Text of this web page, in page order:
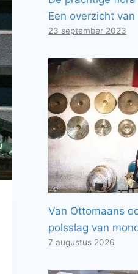
Een overzicht
23 september 2023
Van Ottomaans
polsslag van
7 augustus 2026